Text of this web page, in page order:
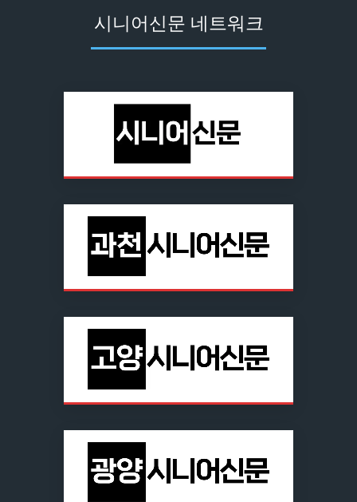
시니어신문 네트워크